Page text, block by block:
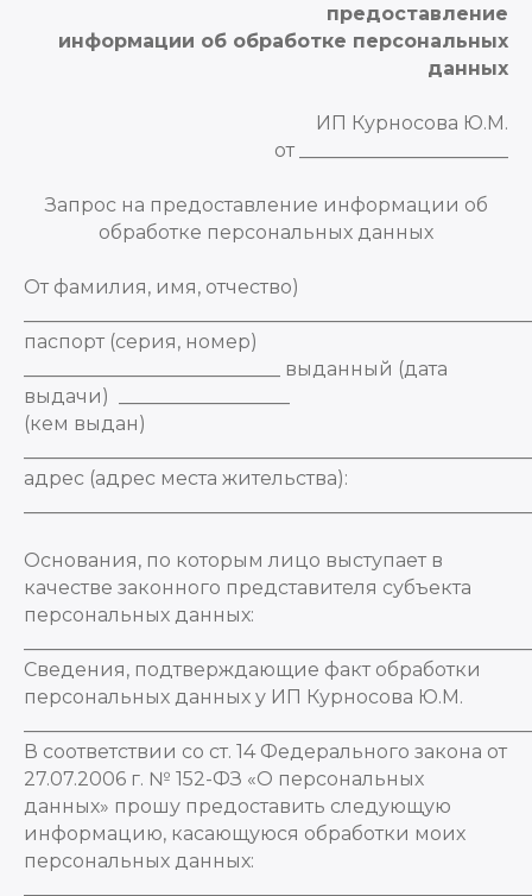
предоставление
информации об обработке персональных
данных
ИП Курносова Ю.М.
от ______________________
Запрос на предоставление информации об
обработке персональных данных
От фамилия, имя, отчество)
паспорт (серия, номер)
___________________________ выданный (дата
выдачи) __________________
(кем выдан)
адрес (адрес места жительства):
Основания, по которым лицо выступает в
качестве законного представителя субъекта
персональных данных:
Сведения, подтверждающие факт обработки
персональных данных у ИП Курносова Ю.М.
В соответствии со ст. 14 Федерального закона от
27.07.2006 г. № 152-ФЗ «О персональных
данных» прошу предоставить следующую
информацию, касающуюся обработки моих
персональных данных: